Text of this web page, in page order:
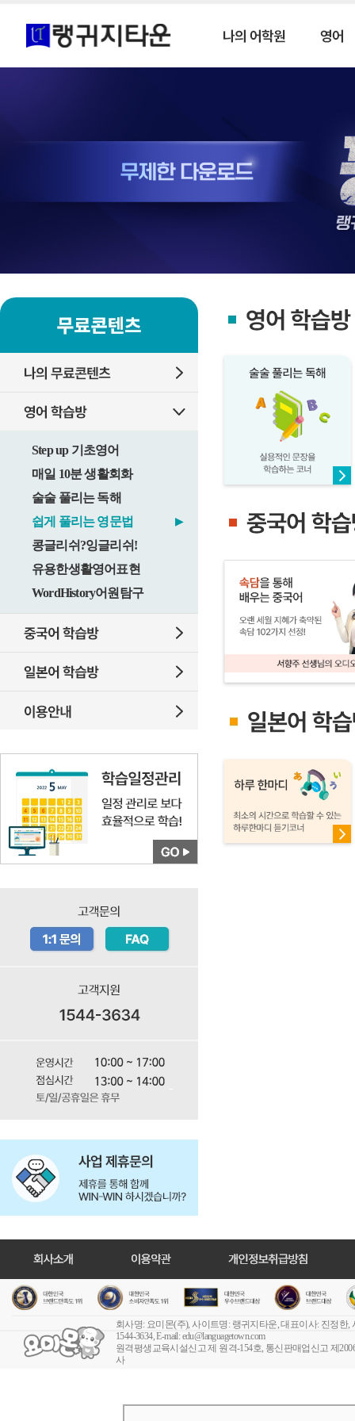
Step up 기초영어
매일 10분 생활회화
술술 풀리는 독해
쉽게 풀리는 영문법
▶
콩글리쉬?잉글리쉬!
유용한생활영어표현
WordHistory어원탐구
회사명: 요미몬(주), 사이트명: 랭귀지타운, 대표이사: 진정한,
1544-3634, E-mail:edu@languagetown.com
원격평생교육시설신고 제 원격-154호, 통신판매업신고 제
사